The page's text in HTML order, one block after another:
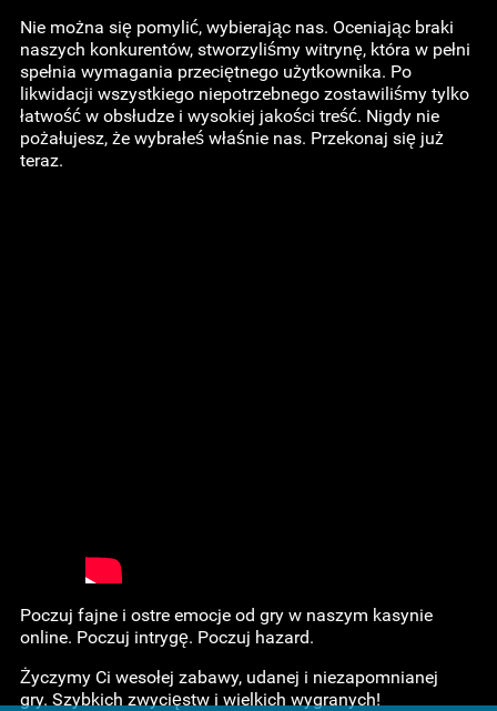
Nie można się pomylić, wybierając nas. Oceniając braki
naszych konkurentów, stworzyliśmy witrynę, która w pełni
spełnia wymagania przeciętnego użytkownika. Po
likwidacji wszystkiego niepotrzebnego zostawiliśmy tylko
łatwość w obsłudze i wysokiej jakości treść. Nigdy nie
pożałujesz, że wybrałeś właśnie nas. Przekonaj się już
teraz.
Poczuj fajne i ostre emocje od gry w naszym kasynie
online. Poczuj intrygę. Poczuj hazard.
Życzymy Ci wesołej zabawy, udanej i niezapomnianej
gry. Szybkich zwycięstw i wielkich wygranych!